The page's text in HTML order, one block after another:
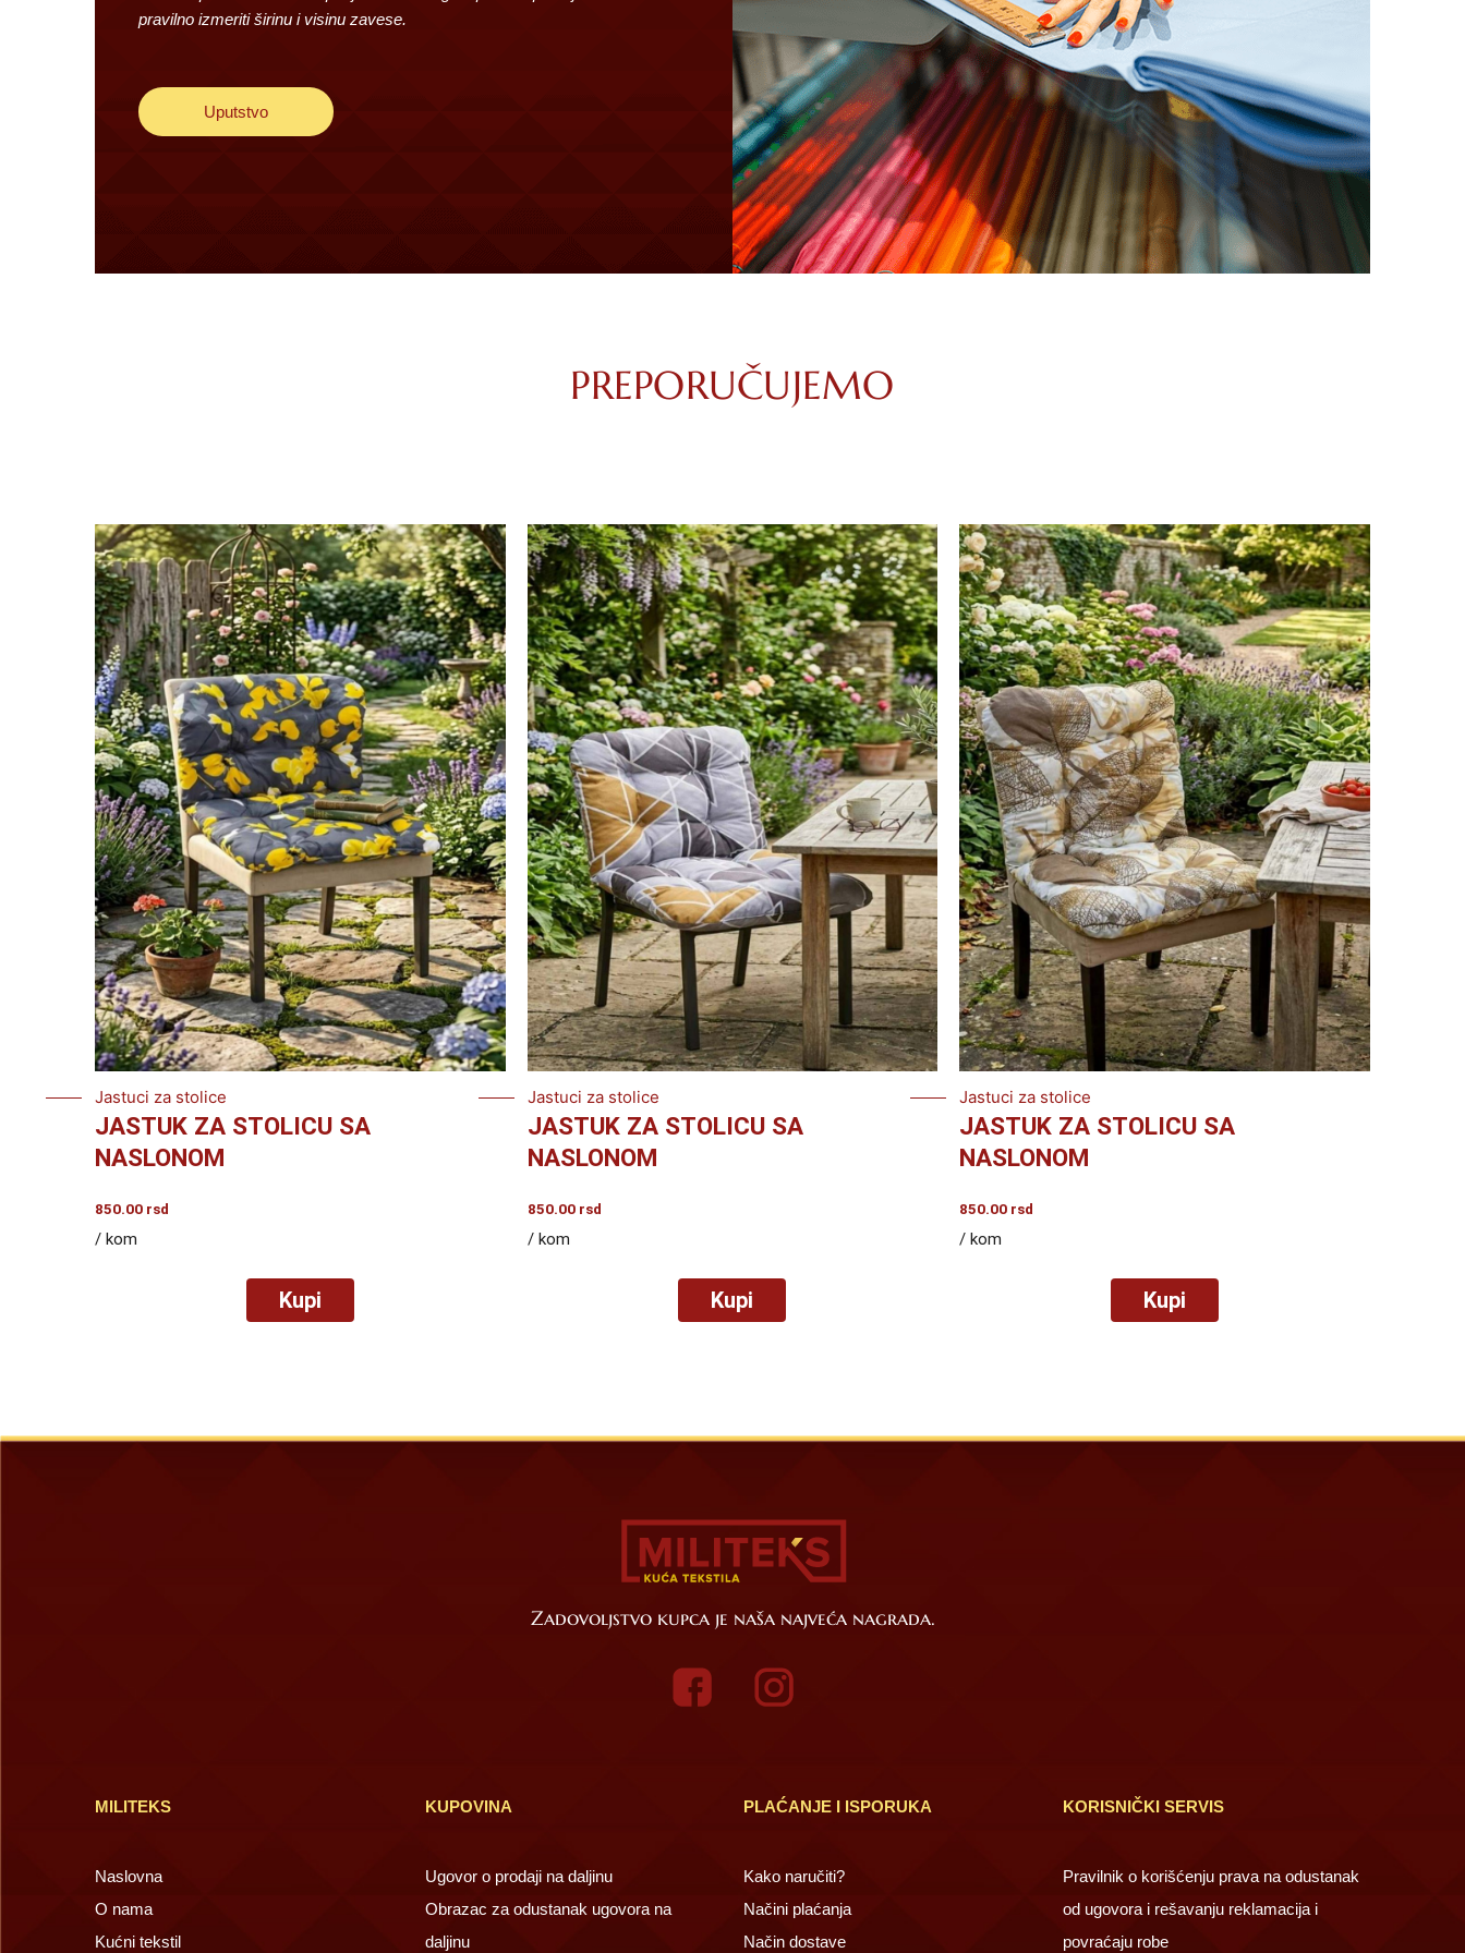
pravilno izmeriti širinu i visinu zavese.
Uputstvo
PREPORUČUJEMO
Jastuci za stolice
JASTUK ZA STOLICU SA
NASLONOM
850.00 rsd
/ kom
Kupi
Jastuci za stolice
JASTUK ZA STOLICU SA
NASLONOM
850.00rsd
/ kom
Kupi
Jastuci za stolice
JASTUK ZA STOLICU SA
NASLONOM
850.00 rsd
/ kom
Kupi
Zadovoljstvo kupca je naša najveća nagrada.
MILITEKS
Naslovna
O nama
Kućni tekstil
KUPOVINA
Ugovor o prodaji na daljinu
Obrazac za odustanak ugovora na
daljinu
PLAĆANJE I ISPORUKA
Kako naručiti?
Načini plaćanja
Način dostave
KORISNIČKI SERVIS
Pravilnik o korišćenju prava na odustanak
od ugovora i rešavanju reklamacija i
povraćaju robe